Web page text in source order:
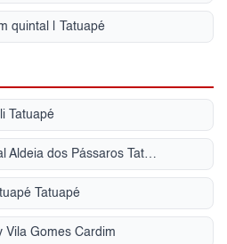
quintal | Tatuapé
Tatuapé
Condomínio Residencial Aldeia dos Pássaros Tatuapé
Tatuapé
Vila Gomes Cardim